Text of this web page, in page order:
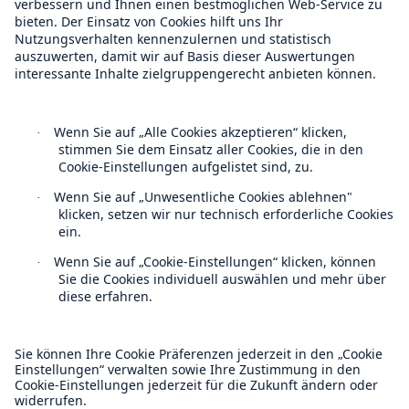
Munich Re Weltweit
Datenschutz
Rechtliche Hinweise
Sitemap